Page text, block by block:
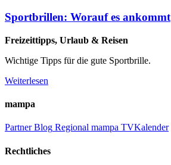
Sportbrillen: Worauf es ankommt
Freizeittipps, Urlaub & Reisen
Wichtige Tipps für die gute Sportbrille.
Weiterlesen
mampa
PartnerBlog Regional mampa TVKalender
Rechtliches